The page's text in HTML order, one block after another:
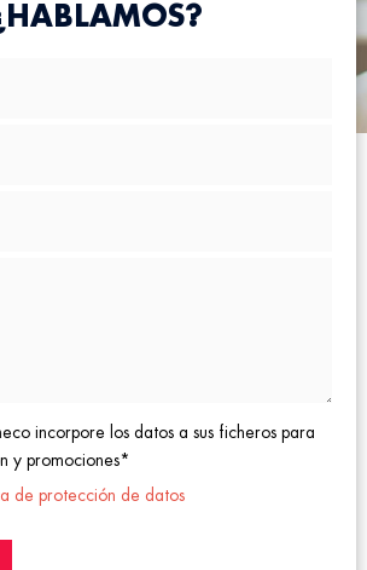
incorpore los datos a sus ficheros para
y promociones*
de protección de datos